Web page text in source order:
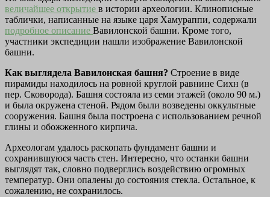
величайшее открытие в истории археологии. Клинописные
таблички, написанные на языке царя Хамураппи, содержали
подробное описание Вавилонской башни. Кроме того,
участники экспедиции нашли изображение Вавилонской
башни.
Как выглядела Вавилонская башня? Строение в виде
пирамиды находилось на ровной круглой равнине Сихн (в
пер. Сковорода). Башня состояла из семи этажей (около 90 м.)
и была окружена стеной. Рядом были возведены оккультные
сооружения. Башня была построена с использованием речной
глины и обожженного кирпича.
Археологам удалось раскопать фундамент башни и
сохранившуюся часть стен. Интересно, что останки башни
выглядят так, словно подверглись воздействию огромных
температур. Они опалены до состояния стекла. Остальное, к
сожалению, не сохранилось.